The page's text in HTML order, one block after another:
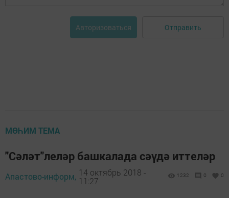
Авторизоваться Отправить
МӨҺИМ ТЕМА
"Сәләт"леләр башкалада сәүдә иттеләр
Апастово-информ, 14 октябрь 2018 -
11:27
1232 0 0